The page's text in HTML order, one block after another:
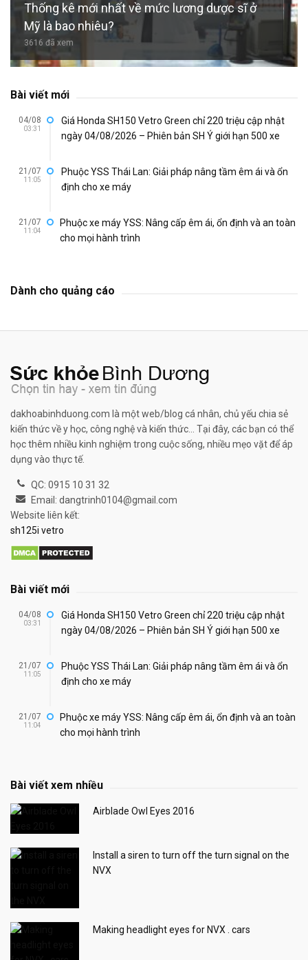
Thống kê mới nhất về mức lương dược sĩ ở
Mỹ là bao nhiêu?
3616 đã xem
Bài viết mới
04/08
03:31
Giá Honda SH150 Vetro Green chỉ 220 triệu cập nhật
ngày 04/08/2026 – Phiên bản SH Ý giới hạn 500 xe
21/07
11:05
Phuộc YSS Thái Lan: Giải pháp nâng tầm êm ái và ổn
định cho xe máy
21/07
11:04
Phuộc xe máy YSS: Nâng cấp êm ái, ổn định và an toàn
cho mọi hành trình
Dành cho quảng cáo
dakhoabinhduong.com là một web/blog cá nhân, chủ yếu chia sẻ
kiến thức về y học, công nghệ và kiến thức... Tại đây, các bạn có thể
học thêm nhiều kinh nghiệm trong cuộc sống, nhiều mẹo vặt để áp
dụng vào thực tế.
QC: 0915 10 31 32
Email: dangtrinh0104@gmail.com
Website liên kết:
sh125i vetro
Bài viết mới
04/08
03:31
Giá Honda SH150 Vetro Green chỉ 220 triệu cập nhật
ngày 04/08/2026 – Phiên bản SH Ý giới hạn 500 xe
21/07
11:05
Phuộc YSS Thái Lan: Giải pháp nâng tầm êm ái và ổn
định cho xe máy
21/07
11:04
Phuộc xe máy YSS: Nâng cấp êm ái, ổn định và an toàn
cho mọi hành trình
Bài viết xem nhiều
Airblade Owl Eyes 2016
Install a siren to turn off the turn signal on the
NVX
Making headlight eyes for NVX . cars